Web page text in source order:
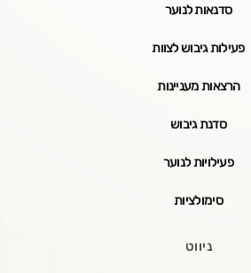
סדנאות לנוער
פעילות גיבוש לצוות
הרצאות מעניינות
סדנת גיבוש
פעילויות לנוער
סימולציות
ניווט